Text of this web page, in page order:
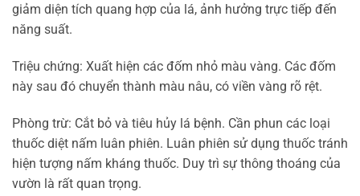
giảm diện tích quang hợp của lá, ảnh hưởng trực tiếp đến
năng suất.
Triệu chứng: Xuất hiện các đốm nhỏ màu vàng. Các đốm
này sau đó chuyển thành màu nâu, có viền vàng rõ rệt.
Phòng trừ: Cắt bỏ và tiêu hủy lá bệnh. Cần phun các loại
thuốc diệt nấm luân phiên. Luân phiên sử dụng thuốc tránh
hiện tượng nấm kháng thuốc. Duy trì sự thông thoáng của
vườn là rất quan trọng.